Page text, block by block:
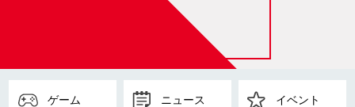
ゲーム ニュース イベント